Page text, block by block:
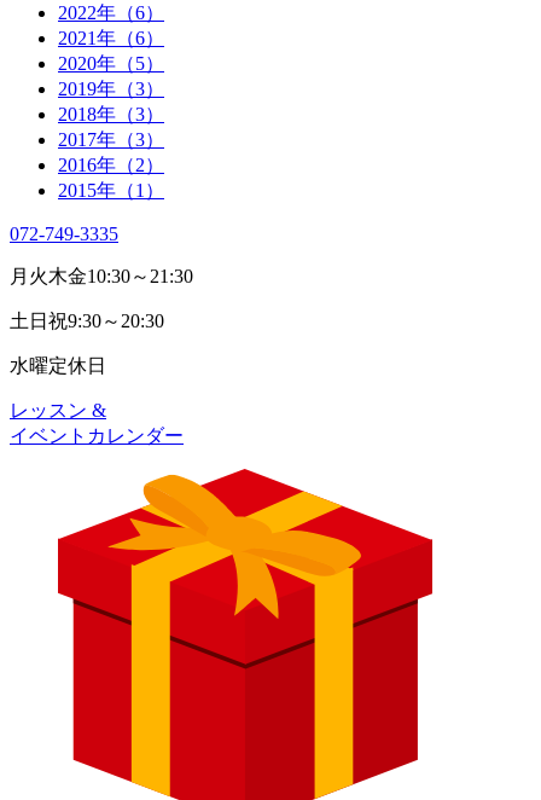
2022年（6）
2021年（6）
2020年（5）
2019年（3）
2018年（3）
2017年（3）
2016年（2）
2015年（1）
072-749-3335
月火木金10:30～21:30
土日祝9:30～20:30
水曜定休日
レッスン &
イベントカレンダー